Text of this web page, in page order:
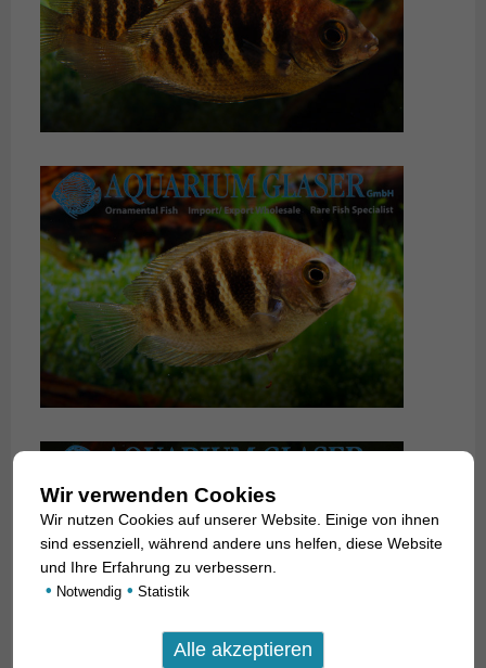
Wir verwenden Cookies
Wir nutzen Cookies auf unserer Website. Einige von ihnen
sind essenziell, während andere uns helfen, diese Website
und Ihre Erfahrung zu verbessern.
• Notwendig • Statistik